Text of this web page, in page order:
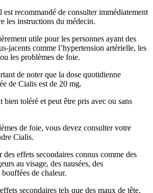
est recommandé de consulter immédiatement
les instructions du médecin.
utile pour les personnes ayant des
jacents comme l’hypertension artérielle, les
les problèmes de foie.
de noter que la dose quotidienne
de Cialis est de 20 mg.
bien toléré et peut être pris avec ou sans
de foie, vous devez consulter votre
Cialis.
effets secondaires connus comme des
au visage, des nausées, des
de chaleur.
secondaires tels que des maux de tête,